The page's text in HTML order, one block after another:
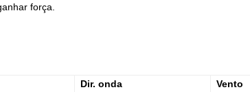
força.
Dir. onda Vento